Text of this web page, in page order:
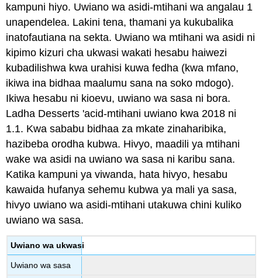
kampuni hiyo. Uwiano wa asidi-mtihani wa angalau 1
unapendelea. Lakini tena, thamani ya kukubalika
inatofautiana na sekta. Uwiano wa mtihani wa asidi ni
kipimo kizuri cha ukwasi wakati hesabu haiwezi
kubadilishwa kwa urahisi kuwa fedha (kwa mfano,
ikiwa ina bidhaa maalumu sana na soko mdogo).
Ikiwa hesabu ni kioevu, uwiano wa sasa ni bora.
Ladha Desserts 'acid-mtihani uwiano kwa 2018 ni
1.1. Kwa sababu bidhaa za mkate zinaharibika,
hazibeba orodha kubwa. Hivyo, maadili ya mtihani
wake wa asidi na uwiano wa sasa ni karibu sana.
Katika kampuni ya viwanda, hata hivyo, hesabu
kawaida hufanya sehemu kubwa ya mali ya sasa,
hivyo uwiano wa asidi-mtihani utakuwa chini kuliko
uwiano wa sasa.
Uwiano wa ukwasi
Uwiano wa sasa